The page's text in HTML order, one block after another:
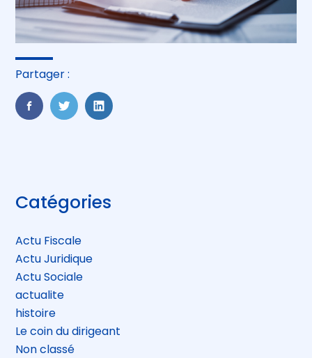
Partager :
FaceBook
TwitterLinkedIn
Blog
sidebar
Catégories
Actu Fiscale
Actu Juridique
Actu Sociale
actualite
histoire
Le coin du dirigeant
Non classé